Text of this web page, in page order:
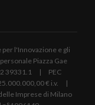
l'Innovazione e gli
Piazza Gae
39331.1 | PEC
€ i.v. |
Imprese di Milano